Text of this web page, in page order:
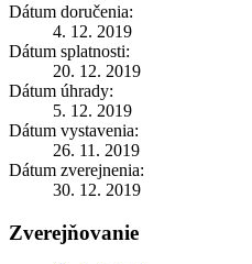
Dátum doručenia:
4. 12. 2019
Dátum splatnosti:
20. 12. 2019
Dátum úhrady:
5. 12. 2019
Dátum vystavenia:
26. 11. 2019
Dátum zverejnenia:
30. 12. 2019
Zverejňovanie